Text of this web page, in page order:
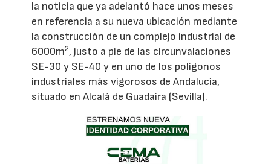
la noticia que ya adelantó hace unos meses
en referencia a su nueva ubicación mediante
la construcción de un complejo industrial de
6000m2, justo a pie de las circunvalaciones
SE-30 y SE-40 y en uno de los polígonos
industriales más vigorosos de Andalucía,
situado en Alcalá de Guadaíra (Sevilla).